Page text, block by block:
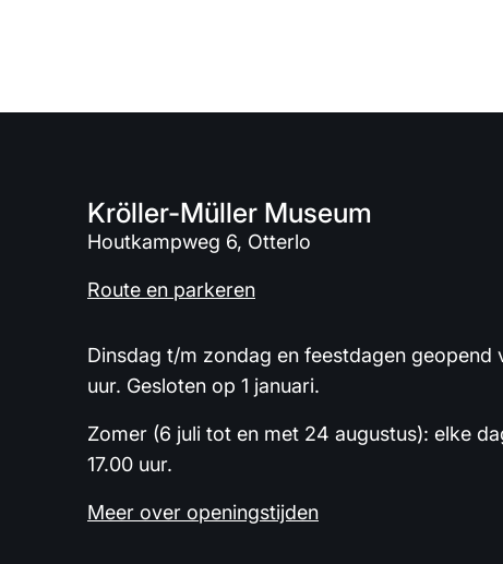
Kröller-Müller Museum
Houtkampweg 6, Otterlo
Route en parkeren
Dinsdag t/m zondag en feestdagen geopend
uur. Gesloten op 1 januari.
Zomer (6 juli tot en met 24 augustus): elke
17.00 uur.
Meer over openingstijden